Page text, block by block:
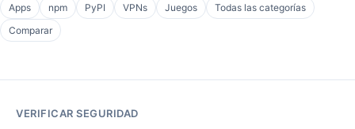
Apps npm PyPI VPNs Juegos
Todas las categorías
Comparar
VERIFICAR SEGURIDAD